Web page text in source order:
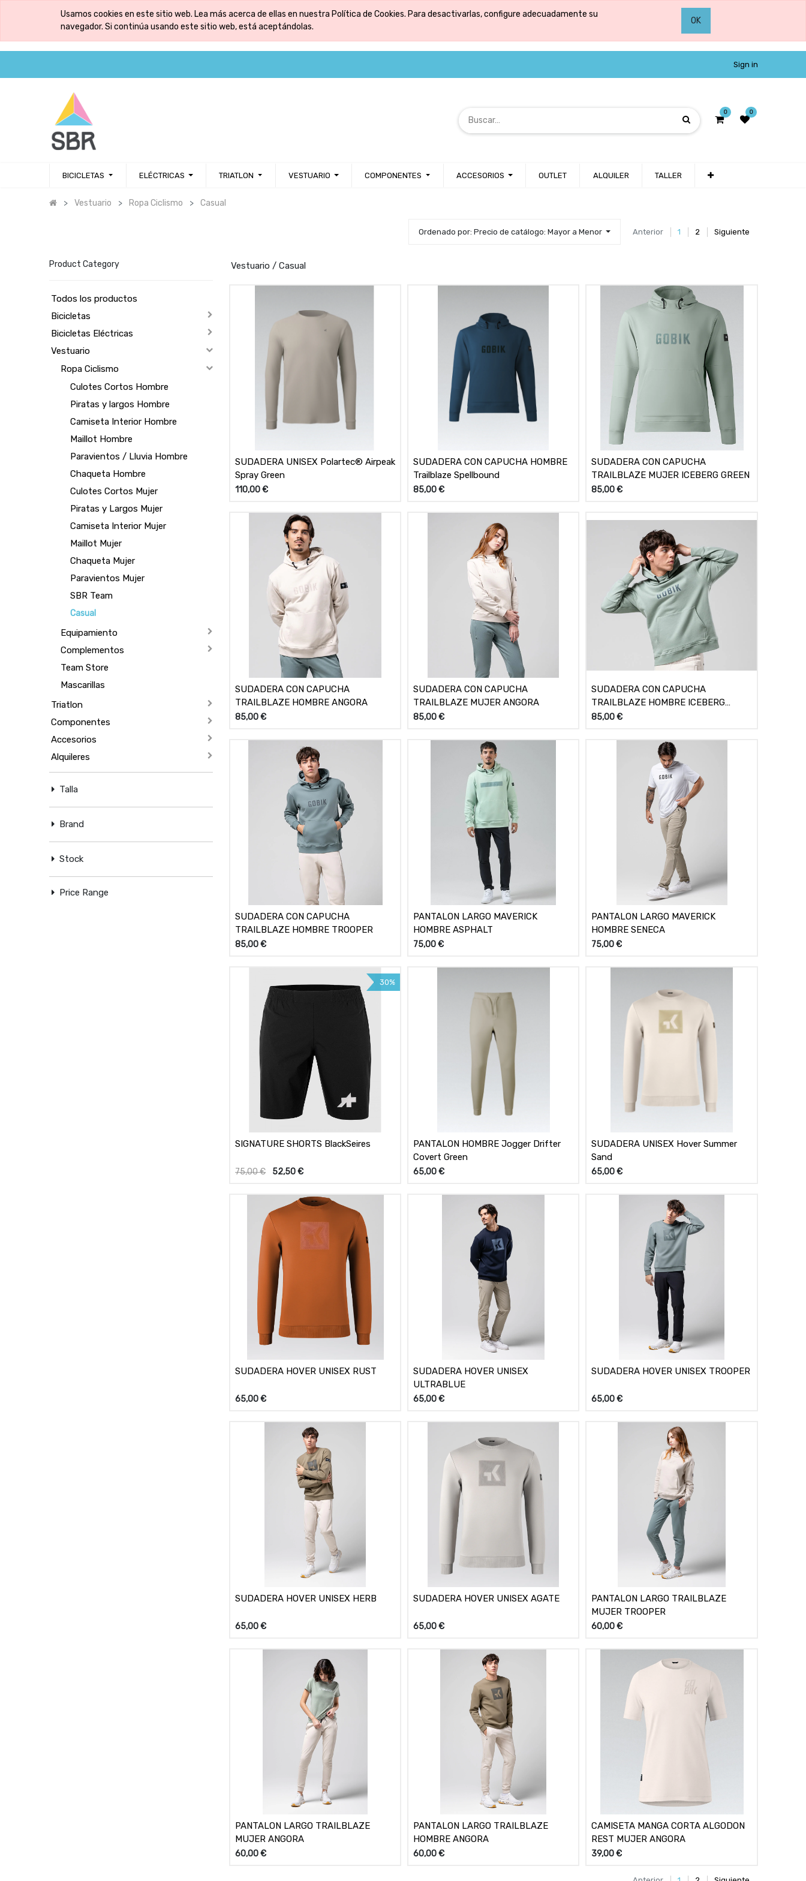
Usamos cookies en este sitio web. Lea más acerca de ellas en nuestra Política de Cookies. Para desactivarlas, configure adecuadamente su
navegador. Si continúa usando este sitio web, está aceptándolas.
OK
Sign in
0 0
BICICLETAS ELÉCTRICAS TRIATLON VESTUARIO COMPONENTES ACCESORIOS OUTLET ALQUILER TALLER
Vestuario Ropa Ciclismo Casual
Anterior 1 2 Siguiente
Ordenado por: Precio de catálogo: Mayor a Menor
Product Category
Todos los productos
Bicicletas
Bicicletas Eléctricas
Vestuario
Ropa Ciclismo
Culotes Cortos Hombre
Piratas y largos Hombre
Camiseta Interior Hombre
Maillot Hombre
Paravientos / Lluvia Hombre
Chaqueta Hombre
Culotes Cortos Mujer
Piratas y Largos Mujer
Camiseta Interior Mujer
Maillot Mujer
Chaqueta Mujer
Paravientos Mujer
SBR Team
Casual
Equipamiento
Complementos
Team Store
Mascarillas
Triatlon
Componentes
Accesorios
Alquileres
Talla
Brand
Stock
Price Range
Vestuario / Casual
SUDADERA UNISEX Polartec® Airpeak
Spray Green
110,00€
SUDADERA CON CAPUCHA HOMBRE
Trailblaze Spellbound
85,00€
SUDADERA CON CAPUCHA
TRAILBLAZE MUJER ICEBERG GREEN
85,00€
SUDADERA CON CAPUCHA
TRAILBLAZE HOMBRE ANGORA
85,00€
SUDADERA CON CAPUCHA
TRAILBLAZE MUJER ANGORA
85,00€
SUDADERA CON CAPUCHA
TRAILBLAZE HOMBRE ICEBERG
GREEN
85,00€
SUDADERA CON CAPUCHA
TRAILBLAZE HOMBRE TROOPER
85,00€
PANTALON LARGO MAVERICK
HOMBRE ASPHALT
75,00€
PANTALON LARGO MAVERICK
HOMBRE SENECA
75,00€
30%
SIGNATURE SHORTS BlackSeires
75,00€ 52,50€
PANTALON HOMBRE Jogger Drifter
Covert Green
65,00€
SUDADERA UNISEX Hover Summer
Sand
65,00€
SUDADERA HOVER UNISEX RUST
65,00€
SUDADERA HOVER UNISEX
ULTRABLUE
65,00€
SUDADERA HOVER UNISEX TROOPER
65,00€
SUDADERA HOVER UNISEX HERB
65,00€
SUDADERA HOVER UNISEX AGATE
65,00€
PANTALON LARGO TRAILBLAZE
MUJER TROOPER
60,00€
PANTALON LARGO TRAILBLAZE
MUJER ANGORA
60,00€
PANTALON LARGO TRAILBLAZE
HOMBRE ANGORA
60,00€
CAMISETA MANGA CORTA ALGODON
REST MUJER ANGORA
39,00€